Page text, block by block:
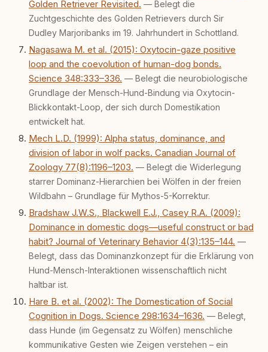
Golden Retriever Revisited. — Belegt die
Zuchtgeschichte des Golden Retrievers durch Sir
Dudley Marjoribanks im 19. Jahrhundert in Schottland.
Nagasawa M. et al. (2015): Oxytocin-gaze positive
loop and the coevolution of human-dog bonds.
Science 348:333–336. — Belegt die neurobiologische
Grundlage der Mensch-Hund-Bindung via Oxytocin-
Blickkontakt-Loop, der sich durch Domestikation
entwickelt hat.
Mech L.D. (1999): Alpha status, dominance, and
division of labor in wolf packs. Canadian Journal of
Zoology 77(8):1196–1203. — Belegt die Widerlegung
starrer Dominanz-Hierarchien bei Wölfen in der freien
Wildbahn – Grundlage für Mythos-5-Korrektur.
Bradshaw J.W.S., Blackwell E.J., Casey R.A. (2009):
Dominance in domestic dogs—useful construct or bad
habit? Journal of Veterinary Behavior 4(3):135–144. —
Belegt, dass das Dominanzkonzept für die Erklärung von
Hund-Mensch-Interaktionen wissenschaftlich nicht
haltbar ist.
Hare B. et al. (2002): The Domestication of Social
Cognition in Dogs. Science 298:1634–1636. — Belegt,
dass Hunde (im Gegensatz zu Wölfen) menschliche
kommunikative Gesten wie Zeigen verstehen – ein